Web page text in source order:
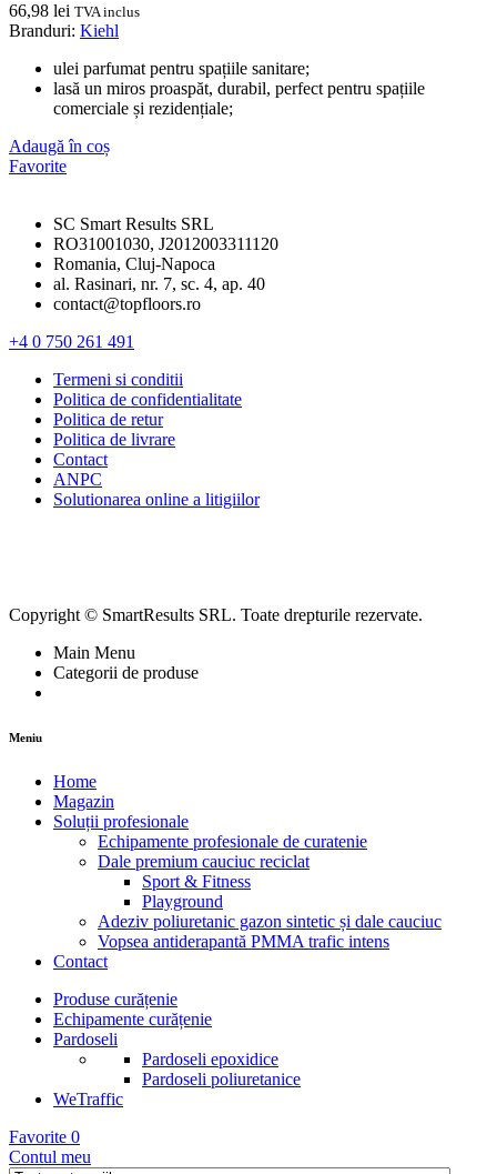
66,98 lei TVA inclus
Branduri: Kiehl
ulei parfumat pentru spațiile sanitare;
lasă un miros proaspăt, durabil, perfect pentru spațiile
comerciale și rezidențiale;
Adaugă în coș
Favorite
SC Smart Results SRL
RO31001030, J2012003311120
Romania, Cluj-Napoca
al. Rasinari, nr. 7, sc. 4, ap. 40
contact@topfloors.ro
+4 0 750 261 491
Termeni si conditii
Politica de confidentialitate
Politica de retur
Politica de livrare
Contact
ANPC
Solutionarea online a litigiilor
Copyright © SmartResults SRL. Toate drepturile rezervate.
Main Menu
Categorii de produse
Meniu
Home
Magazin
Soluții profesionale
Echipamente profesionale de curatenie
Dale premium cauciuc reciclat
Sport & Fitness
Playground
Adeziv poliuretanic gazon sintetic și dale cauciuc
Vopsea antiderapantă PMMA trafic intens
Contact
Produse curățenie
Echipamente curățenie
Pardoseli
Pardoseli epoxidice
Pardoseli poliuretanice
WeTraffic
Favorite 0
Contul meu